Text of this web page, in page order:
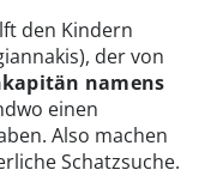
den Kindern
der von
namens
einen
Also machen
Schatzsuche.